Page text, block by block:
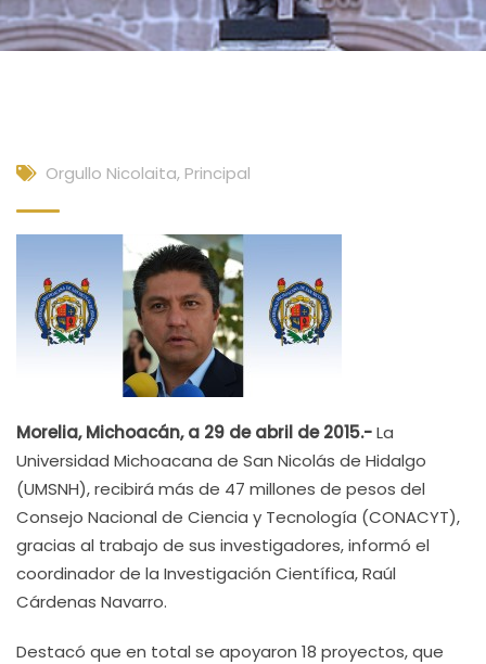
Orgullo Nicolaita, Principal
Morelia, Michoacán, a 29 de abril de 2015.-La
Universidad Michoacana de San Nicolás de Hidalgo
(UMSNH), recibirá más de 47 millones de pesos del
Consejo Nacional de Ciencia y Tecnología (CONACYT),
gracias al trabajo de sus investigadores, informó el
coordinador de la Investigación Científica, Raúl
Cárdenas Navarro.
Destacó que en total se apoyaron 18 proyectos, que